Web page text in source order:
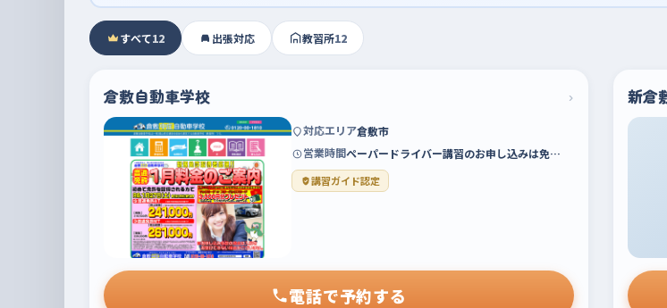
すべて12 出張対応 教習所12
倉敷自動車学校 ›
対応エリア倉敷市
営業時間ペーパードライバー講習のお申し込みは免…
講習ガイド認定
電話で予約する
新倉